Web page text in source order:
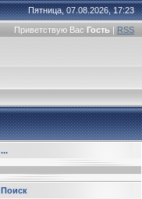
Пятница, 07.08.2026, 17:23
Приветствую Вас Гость | RSS
...
Поиск